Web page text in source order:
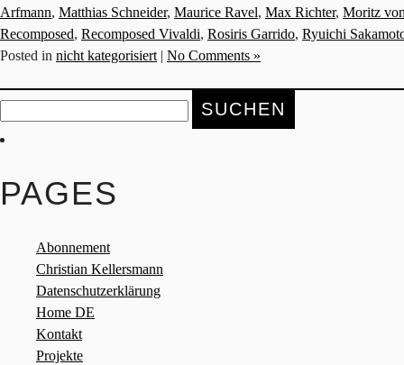
Arfmann, Matthias Schneider, Maurice Ravel, Max Richter, Moritz
Recomposed, Recomposed Vivaldi, Rosiris Garrido, Ryuichi
Posted in nicht kategorisiert| No Comments »
Suche
nach:
PAGES
Abonnement
Christian Kellersmann
Datenschutzerklärung
Home DE
Kontakt
Projekte